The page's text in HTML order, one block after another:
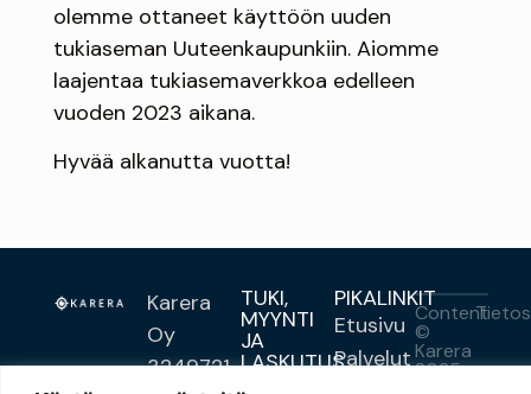
olemme ottaneet käyttöön uuden
tukiaseman Uuteenkaupunkiin. Aiomme
laajentaa tukiasemaverkkoa edelleen
vuoden 2023 aikana.
Hyvää alkanutta vuotta!
Karera
Oy
3249721-
TUKI,
MYYNTI
JA
LASKUTUS
020
PIKALINKIT
Etusivu
Palvelut
Content
©
Karera
2025 .